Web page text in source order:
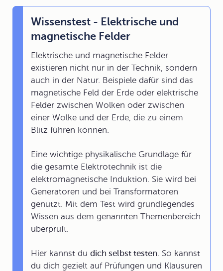
Wissenstest - Elektrische und
magnetische Felder
Elektrische und magnetische Felder
existieren nicht nur in der Technik, sondern
auch in der Natur. Beispiele dafür sind das
magnetische Feld der Erde oder elektrische
Felder zwischen Wolken oder zwischen
einer Wolke und der Erde, die zu einem
Blitz führen können.
Eine wichtige physikalische Grundlage für
die gesamte Elektrotechnik ist die
elektromagnetische Induktion. Sie wird bei
Generatoren und bei Transformatoren
genutzt. Mit dem Test wird grundlegendes
Wissen aus dem genannten Themenbereich
überprüft.
Hier kannst du dich selbst testen. So kannst
du dich gezielt auf Prüfungen und Klausuren